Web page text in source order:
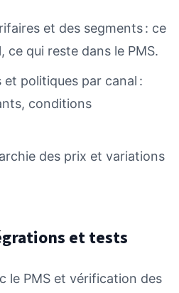
et des segments : ce
ce qui reste dans le PMS.
politiques par canal :
conditions
des prix et variations
et tests
le PMS et vérification des